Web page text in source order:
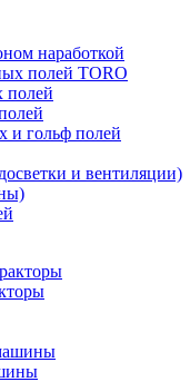
наработкой
полей TORO
полей
и гольф полей
и вентиляции)